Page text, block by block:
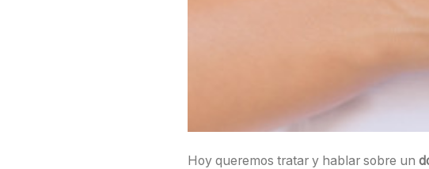
Hoy queremos tratar y hablar sobre un